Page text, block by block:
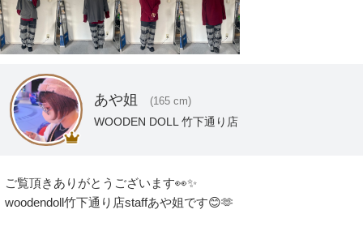
あや姐 (165 cm)
WOODEN DOLL 竹下通り店
ご覧頂きありがとうございます👀✨️
woodendoll竹下通り店staffあや姐です😊🫶